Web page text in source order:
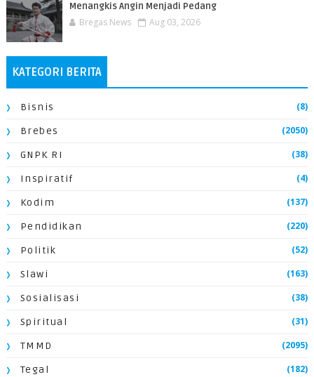
Menangkis Angin Menjadi Pedang
Bregas News Aug 03, 2026
KATEGORI BERITA
Bisnis (8)
Brebes (2050)
GNPK RI (38)
Inspiratif (4)
Kodim (137)
Pendidikan (220)
Politik (52)
Slawi (163)
Sosialisasi (38)
Spiritual (31)
TMMD (2095)
Tegal (182)